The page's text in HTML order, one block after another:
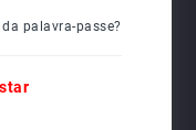
da palavra-passe?